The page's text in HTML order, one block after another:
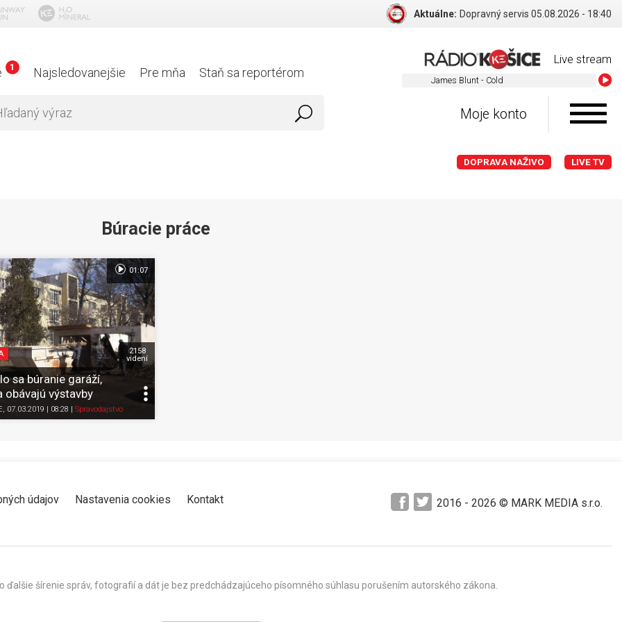
Aktuálne: Dopravný servis 05.08.2026 - 18:40
Live stream
James Blunt - Cold
1 Najsledovanejšie Pre mňa Staň sa reportérom
Moje konto
DOPRAVA NAŽIVO LIVE TV
Búracie práce
Pozrieť neskôr
K obľúbeným
sa búranie garáží,
obávajú výstavby
, 07.03.2019 | 08:28 Spravodajstvo
2158
videní
01:07
údajov Nastavenia cookies Kontakt 2016 - 2026 © MARK MEDIA s.r.o.
ďalšie šírenie správ, fotografií a dát je bez predchádzajúceho písomného súhlasu porušením autorského zákona.